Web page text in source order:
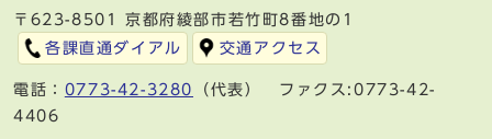
〒623-8501 京都府綾部市若竹町8番地の1
各課直通ダイアル
交通アクセス
電話： 0773-42-3280
（代表） ファクス:0773-42-
4406